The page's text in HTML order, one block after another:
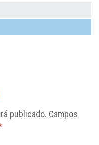
publicado. Campos